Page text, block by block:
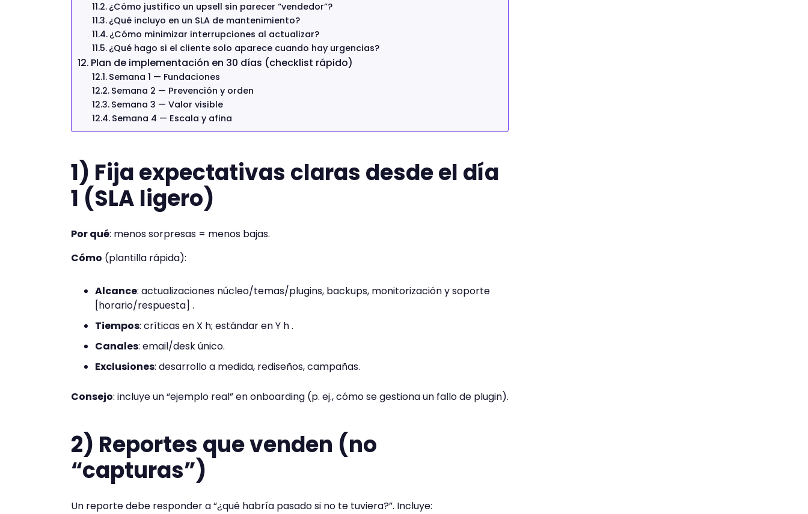
¿Cómo justifico un upsell sin parecer “vendedor”?
¿Qué incluyo en un SLA de mantenimiento?
¿Cómo minimizar interrupciones al actualizar?
¿Qué hago si el cliente solo aparece cuando hay urgencias?
Plan de implementación en 30 días (checklist rápido)
Semana 1 — Fundaciones
Semana 2 — Prevención y orden
Semana 3 — Valor visible
Semana 4 — Escala y afina
1) Fija expectativas claras desde el día
1 (SLA ligero)
Por qué: menos sorpresas = menos bajas.
Cómo (plantilla rápida):
Alcance: actualizaciones núcleo/temas/plugins, backups, monitorización y soporte
[horario/respuesta] .
Tiempos: críticas en X h; estándar en Y h .
Canales: email/desk único.
Exclusiones: desarrollo a medida, rediseños, campañas.
Consejo: incluye un “ejemplo real” en onboarding (p. ej., cómo se gestiona un fallo de plugin).
2) Reportes que venden (no
“capturas”)
Un reporte debe responder a “¿qué habría pasado si no te tuviera?”. Incluye: